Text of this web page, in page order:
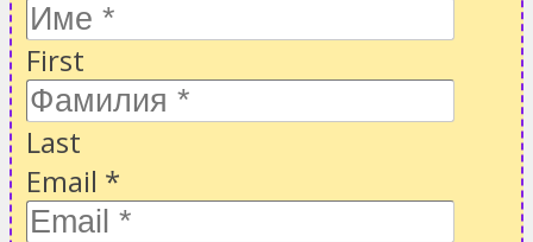
First
Last
Email *